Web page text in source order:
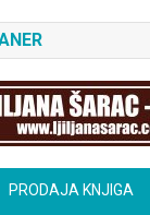
PRODAJA KNJIGA